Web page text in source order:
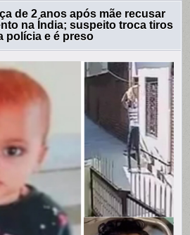
de 2 anos após mãe recusar
na Índia; suspeito troca tiros
polícia e é preso